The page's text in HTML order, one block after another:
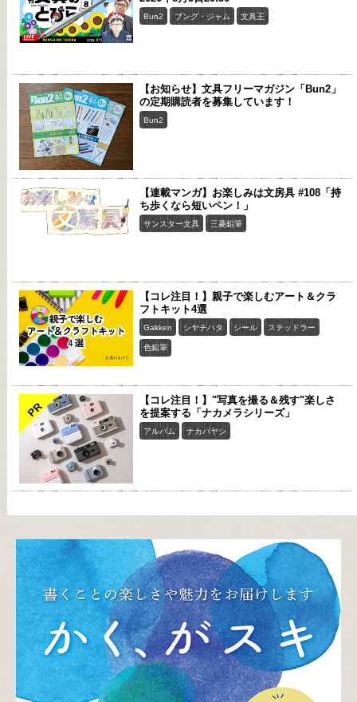
Bun2 ブング・ジャム 文具王
【お知らせ】文具フリーマガジン「Bun2」
の定期購読者を募集しています！
Bun2
【連載マンガ】お楽しみは文房具 #108「持
ち歩くなら短いペン！」
サンスター文具 三菱鉛筆
【コレ注目！】親子で楽しむアート＆クラ
フトキット4選
Gakken シヤチハタ シール ステッドラー
色鉛筆
PR
【コレ注目！】"写真を撮る＆残す"楽しさ
を提案する「ナカメラシリーズ」
アルバム ナカバヤシ